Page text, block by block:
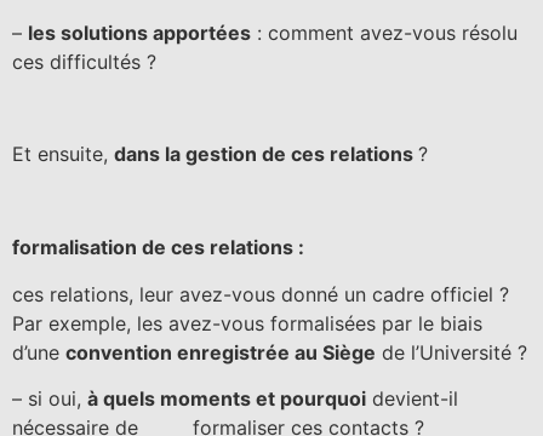
– les solutions apportées : comment avez-vous résolu
ces difficultés ?
Et ensuite, dans la gestion de ces relations ?
formalisation de ces relations :
ces relations, leur avez-vous donné un cadre officiel ?
Par exemple, les avez-vous formalisées par le biais
d’une convention enregistrée au Siège de l’Université ?
– si oui, à quels moments et pourquoi devient-il
nécessaire de formaliser ces contacts ?